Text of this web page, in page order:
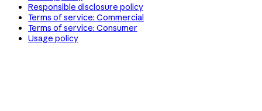
Responsible disclosure policy
Terms of service: Commercial
Terms of service: Consumer
Usage policy